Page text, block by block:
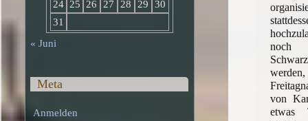
von
etwas
24 25 26 27 28 29
30
31
« Juni
Meta
Anmelden